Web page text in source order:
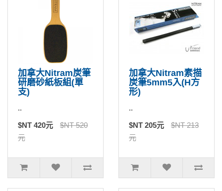
加拿大Nitram炭筆
研磨砂紙板組(單
支)
..
$NT 420元
$NT 520
元
加拿大Nitram素描
炭筆5mm5入(H方
形)
..
$NT 205元
$NT 213
元